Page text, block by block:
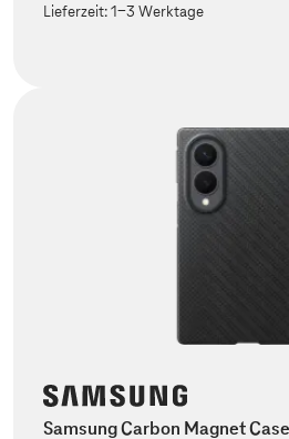
Lieferzeit:1-3 Werktage
Samsung Carbon Magnet